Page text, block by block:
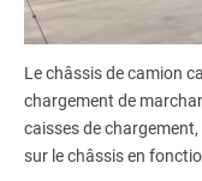
Le châssis de camion
chargement de
caisses de
sur le châssis en